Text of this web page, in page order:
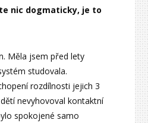
nic dogmaticky, je to
Měla jsem před lety
studovala.
rozdílnosti jejich 3
nevyhovoval kontaktní
spokojené samo